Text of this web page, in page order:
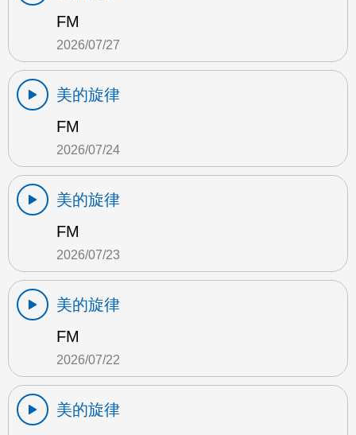
FM
2026/07/27
美的旋律
FM
2026/07/24
美的旋律
FM
2026/07/23
美的旋律
FM
2026/07/22
美的旋律